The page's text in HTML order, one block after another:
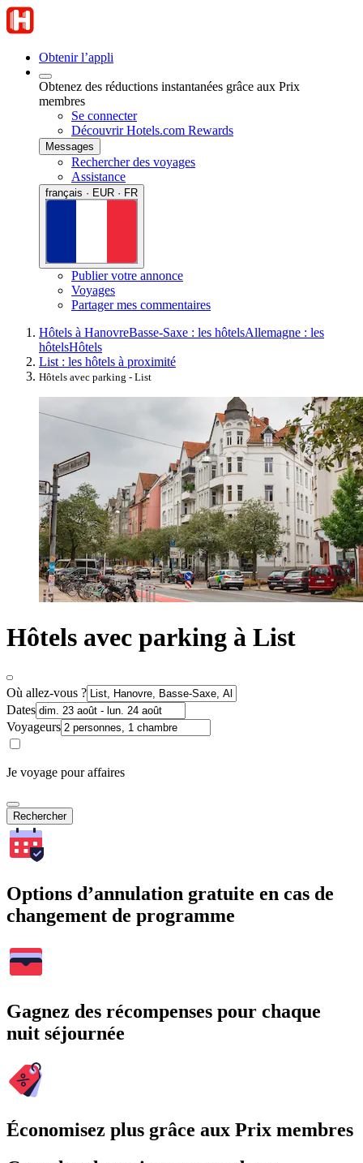
Obtenir l’appli
Obtenez des réductions instantanées grâce aux Prix
membres
Se connecter
Découvrir Hotels.com Rewards
Messages
Rechercher des voyages
Assistance
français · EUR · FR
Publier votre annonce
Voyages
Partager mes commentaires
Hôtels à HanovreBasse-Saxe : les hôtelsAllemagne : les
hôtelsHôtels
List : les hôtels à proximité
Hôtels avec parking - List
Hôtels avec parking à List
Où allez-vous ?
Dates
Voyageurs
Je voyage pour affaires
Rechercher
Options d’annulation gratuite en cas de
changement de programme
Gagnez des récompenses pour chaque
nuit séjournée
Économisez plus grâce aux Prix membres